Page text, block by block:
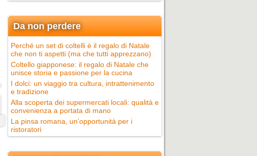
Da non perdere
Perché un set di coltelli è il regalo di Natale
che non ti aspetti (ma che tutti apprezzano)
Coltello giapponese: il regalo di Natale che
unisce storia e passione per la cucina
I dolci: un viaggio tra cultura, intrattenimento
e tradizione
Alla scoperta dei supermercati locali: qualità e
convenienza a portata di mano
La pinsa romana, un’opportunità per i
ristoratori